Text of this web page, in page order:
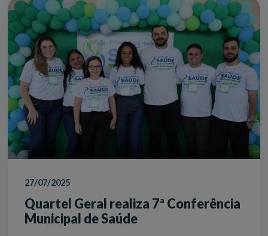
27/07/2025
Quartel Geral realiza 7ª Conferência
Municipal de Saúde